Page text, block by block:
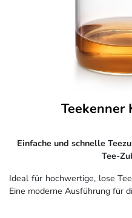
Teekenner
Einfache und schnelle
Tee-
Ideal für hochwertige, lose
Eine moderne Ausführung für